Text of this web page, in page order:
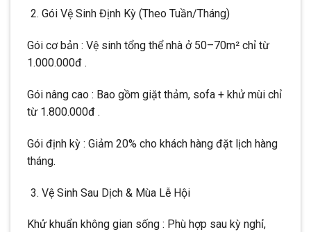
Gói Vệ Sinh Định Kỳ (Theo Tuần/Tháng)
Gói cơ bản : Vệ sinh tổng thể nhà ở 50–70m² chỉ từ
1.000.000đ .
Gói nâng cao : Bao gồm giặt thảm, sofa + khử mùi chỉ
từ 1.800.000đ .
Gói định kỳ : Giảm 20% cho khách hàng đặt lịch hàng
tháng.
Vệ Sinh Sau Dịch & Mùa Lễ Hội
Khử khuẩn không gian sống : Phù hợp sau kỳ nghỉ,